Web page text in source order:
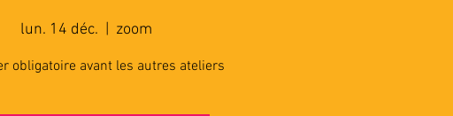
lun. 14 déc. zoom
obligatoire avant les autres ateliers